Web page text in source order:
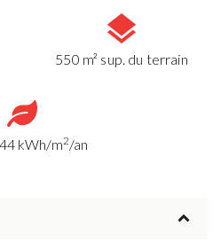
550 m² sup. du terrain
kWh/m2/an